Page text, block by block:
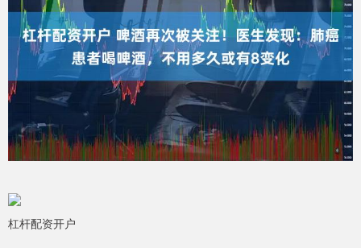
杠杆配资开户